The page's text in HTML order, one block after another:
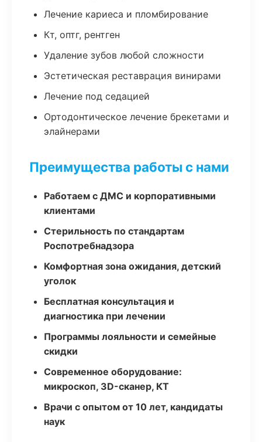
Лечение кариеса и пломбирование
Кт, оптг, рентген
Удаление зубов любой сложности
Эстетическая реставрация винирами
Лечение под седацией
Ортодонтическое лечение брекетами и
элайнерами
Преимущества работы с нами
Работаем с ДМС и корпоративными
клиентами
Стерильность по стандартам
Роспотребнадзора
Комфортная зона ожидания, детский
уголок
Бесплатная консультация и
диагностика при лечении
Программы лояльности и семейные
скидки
Современное оборудование:
микроскоп, 3D-сканер, КТ
Врачи с опытом от 10 лет, кандидаты
наук